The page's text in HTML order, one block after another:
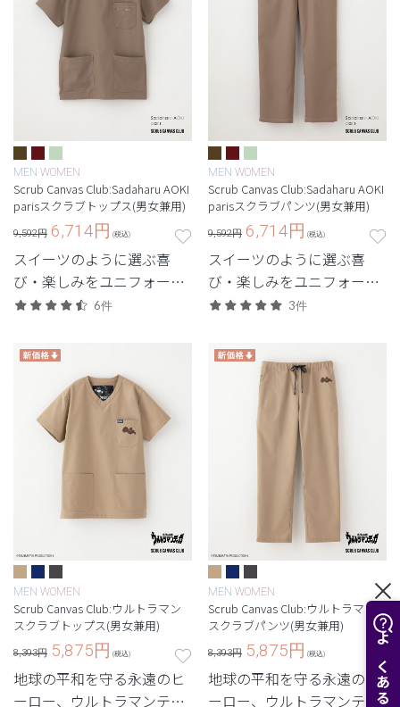
MEN WOMEN
Scrub Canvas Club:Sadaharu AOKI
parisスクラブトップス(男女兼用)
9,592円 6,714円 (税込)
スイーツのように選ぶ喜
び・楽しみをユニフォーム
にも。『パティスリー・サ
のコレクション。
6件
MEN WOMEN
Scrub Canvas Club:Sadaharu AOKI
parisスクラブパンツ(男女兼用)
9,592円 6,714円 (税込)
スイーツのように選ぶ喜
び・楽しみをユニフォーム
にも。『パティスリー・サ
のコレクション。
3件
MEN WOMEN
Scrub Canvas Club:ウルトラマン
スクラブトップス(男女兼用)
8,393円 5,875円 (税込)
地球の平和を守る永遠のヒ
ーロー、ウルトラマンティ
MEN WOMEN
Scrub Canvas Club:ウルトラマン
スクラブパンツ(男女兼用)
8,393円 5,875円 (税込)
地球の平和を守る永遠のヒ
ーロー、ウルトラマンティ